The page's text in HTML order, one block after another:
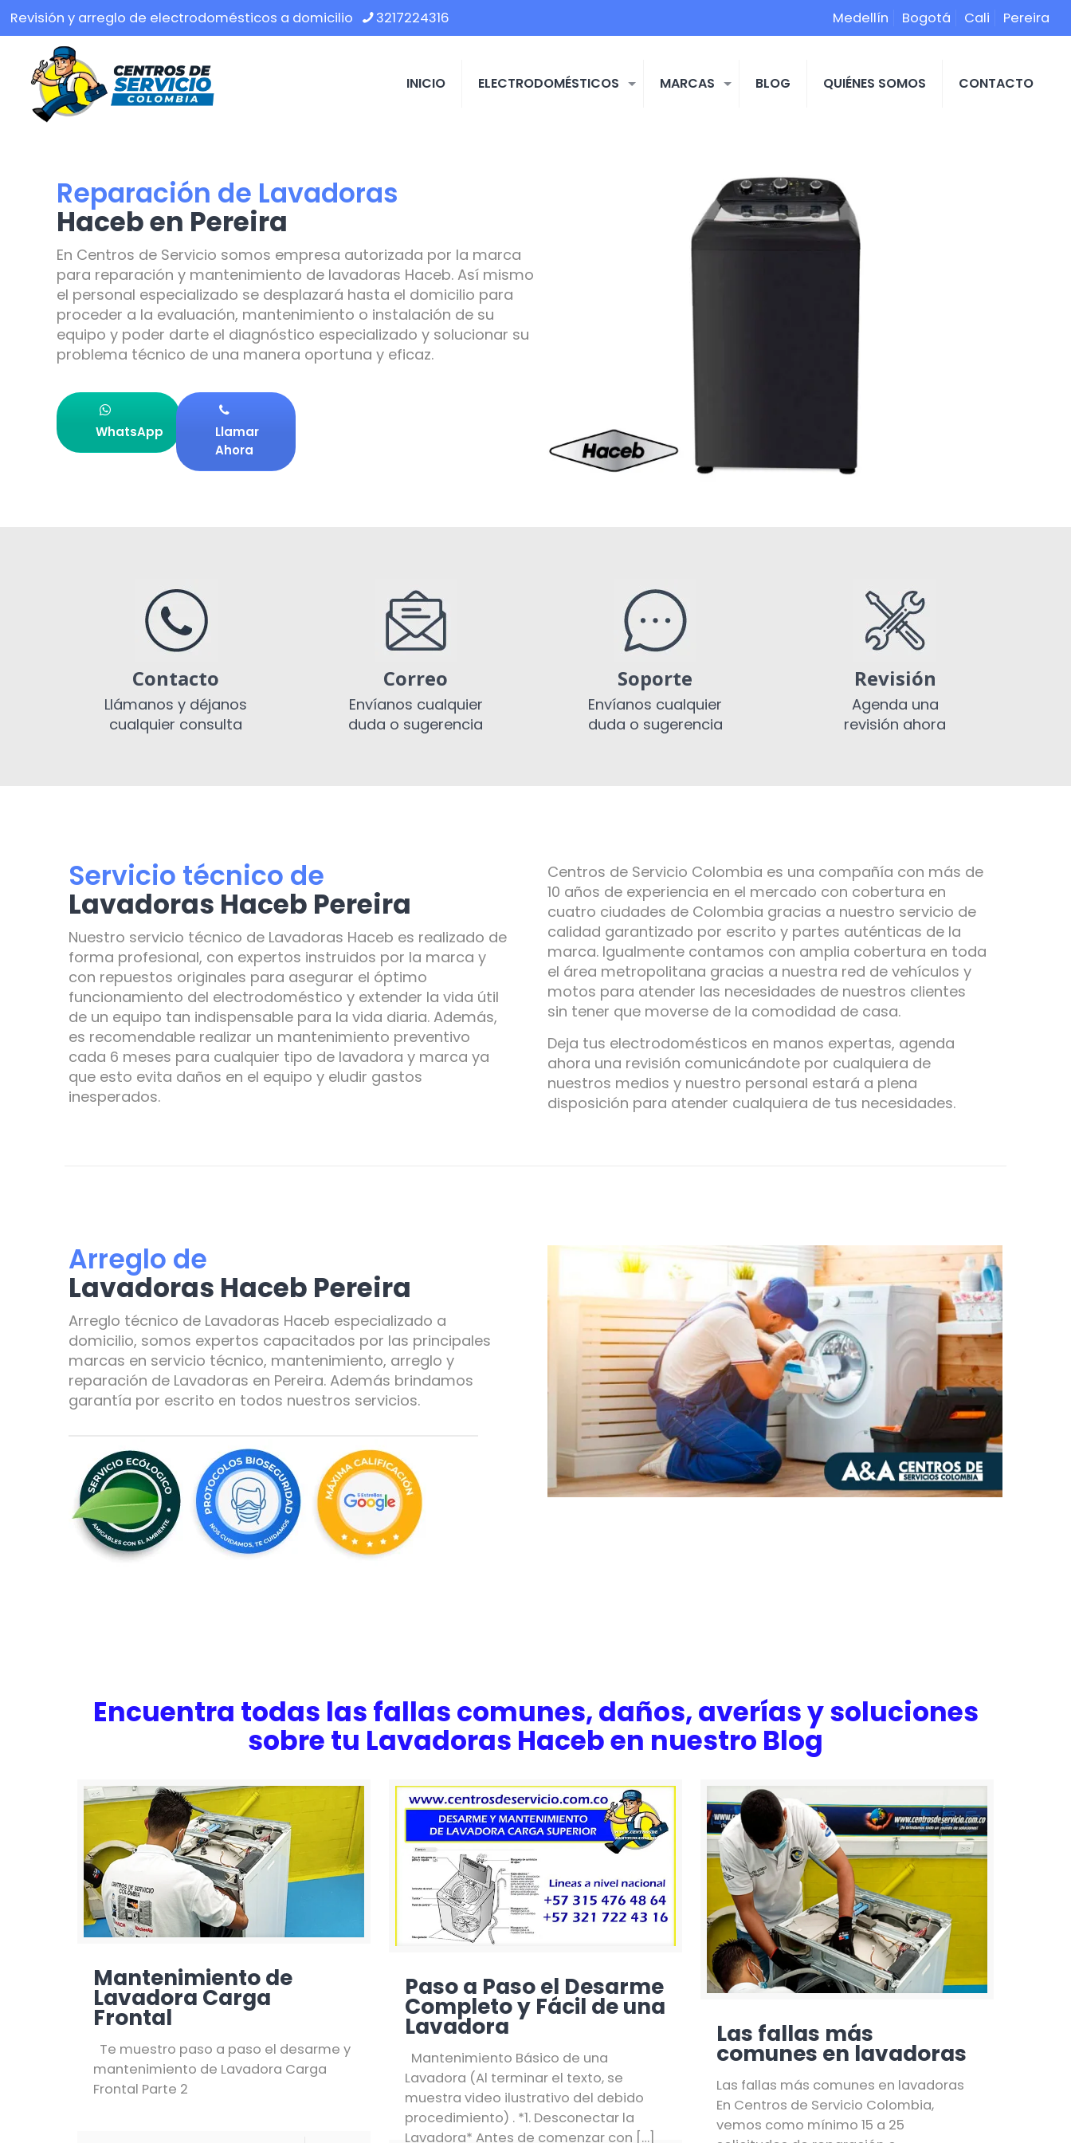
Revisión y arreglo de electrodomésticos a domicilio 3217224316 Medellín Bogotá Cali Pereira
INICIO ELECTRODOMÉSTICOS MARCAS BLOG QUIÉNES SOMOS CONTACTO
Reparación de Lavadoras
Haceb en Pereira
En Centros de Servicio somos empresa autorizada por la marca
para reparación y mantenimiento de lavadoras Haceb. Así mismo
el personal especializado se desplazará hasta el domicilio para
proceder a la evaluación, mantenimiento o instalación de su
equipo y poder darte el diagnóstico especializado y solucionar su
problema técnico de una manera oportuna y eficaz.
WhatsApp
Llamar
Ahora
Contacto
Llámanos y déjanos
cualquier consulta
Correo
Envíanos cualquier
duda o sugerencia
Soporte
Envíanos cualquier
duda o sugerencia
Revisión
Agenda una
revisión ahora
Servicio técnico de
Lavadoras Haceb Pereira
Nuestro servicio técnico de Lavadoras Haceb es realizado de
forma profesional, con expertos instruidos por la marca y
con repuestos originales para asegurar el óptimo
funcionamiento del electrodoméstico y extender la vida útil
de un equipo tan indispensable para la vida diaria. Además,
es recomendable realizar un mantenimiento preventivo
cada 6 meses para cualquier tipo de lavadora y marca ya
que esto evita daños en el equipo y eludir gastos
inesperados.
Centros de Servicio Colombia es una compañía con más de
10 años de experiencia en el mercado con cobertura en
cuatro ciudades de Colombia gracias a nuestro servicio de
calidad garantizado por escrito y partes auténticas de la
marca. Igualmente contamos con amplia cobertura en toda
el área metropolitana gracias a nuestra red de vehículos y
motos para atender las necesidades de nuestros clientes
sin tener que moverse de la comodidad de casa.
Deja tus electrodomésticos en manos expertas, agenda
ahora una revisión comunicándote por cualquiera de
nuestros medios y nuestro personal estará a plena
disposición para atender cualquiera de tus necesidades.
Arreglo de
Lavadoras Haceb Pereira
Arreglo técnico de Lavadoras Haceb especializado a
domicilio, somos expertos capacitados por las principales
marcas en servicio técnico, mantenimiento, arreglo y
reparación de Lavadoras en Pereira. Además brindamos
garantía por escrito en todos nuestros servicios.
Encuentra todas las fallas comunes, daños, averías y soluciones
sobre tu Lavadoras Haceb en nuestro Blog
Mantenimiento de
Lavadora Carga
Frontal
Te muestro paso a paso el desarme y
mantenimiento de Lavadora Carga
Frontal Parte 2
Paso a Paso el Desarme
Completo y Fácil de una
Lavadora
Mantenimiento Básico de una
Lavadora (Al terminar el texto, se
muestra video ilustrativo del debido
procedimiento) . *1. Desconectar la
Lavadora* Antes de comenzar con […]
Las fallas más
comunes en lavadoras
Las fallas más comunes en lavadoras
En Centros de Servicio Colombia,
vemos como mínimo 15 a 25